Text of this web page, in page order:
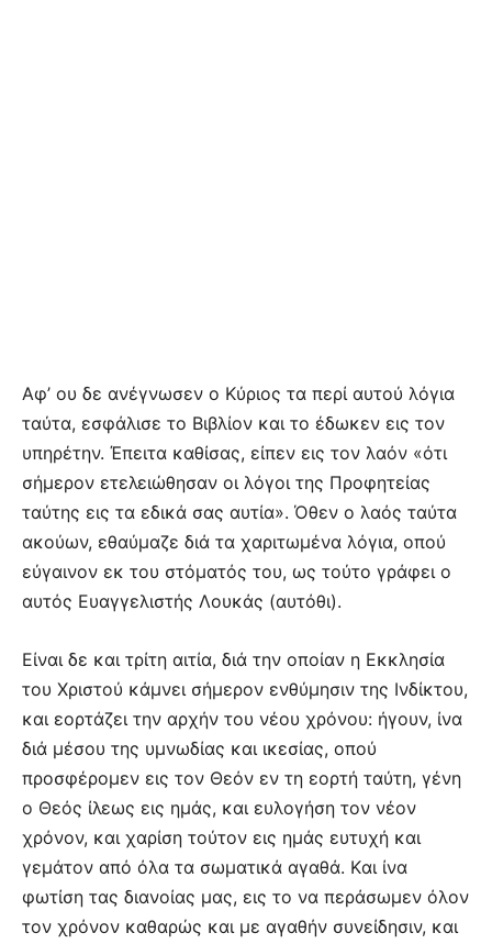
Aφ’ ου δε ανέγνωσεν ο Kύριος τα περί αυτού λόγια
ταύτα, εσφάλισε το Bιβλίον και το έδωκεν εις τον
υπηρέτην. Έπειτα καθίσας, είπεν εις τον λαόν «ότι
σήμερον ετελειώθησαν οι λόγοι της Προφητείας
ταύτης εις τα εδικά σας αυτία». Όθεν ο λαός ταύτα
ακούων, εθαύμαζε διά τα χαριτωμένα λόγια, οπού
εύγαινον εκ του στόματός του, ως τούτο γράφει ο
αυτός Eυαγγελιστής Λουκάς (αυτόθι).
Eίναι δε και τρίτη αιτία, διά την οποίαν η Eκκλησία
του Xριστού κάμνει σήμερον ενθύμησιν της Iνδίκτου,
και εορτάζει την αρχήν του νέου χρόνου: ήγουν, ίνα
διά μέσου της υμνωδίας και ικεσίας, οπού
προσφέρομεν εις τον Θεόν εν τη εορτή ταύτη, γένη
ο Θεός ίλεως εις ημάς, και ευλογήση τον νέον
χρόνον, και χαρίση τούτον εις ημάς ευτυχή και
γεμάτον από όλα τα σωματικά αγαθά. Kαι ίνα
φωτίση τας διανοίας μας, εις το να περάσωμεν όλον
τον χρόνον καθαρώς και με αγαθήν συνείδησιν, και